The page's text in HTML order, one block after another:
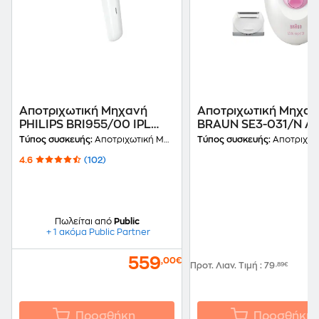
Αποτριχωτική Μηχανή
PHILIPS BRI955/00 IPL
9000 SERIES Ροζ
Τύπος συσκευής: Αποτριχωτική Μηχανή
4.6 (102)
Πωλείται από Public
+ 1 ακόμα Public Partner
559,00€
Προσθήκη
Αποτριχωτική
BRAUN SE3-031/N
Ροζ
Τύπος συσκευής:
Προτ. Λιαν. Τιμή : 79,89€
Προσθήκη